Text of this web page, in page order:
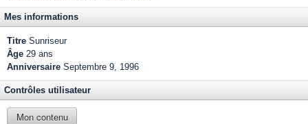
Mes informations
Titre Sunriseur
Âge 29 ans
Anniversaire Septembre 9, 1996
Contrôles utilisateur
Mon contenu